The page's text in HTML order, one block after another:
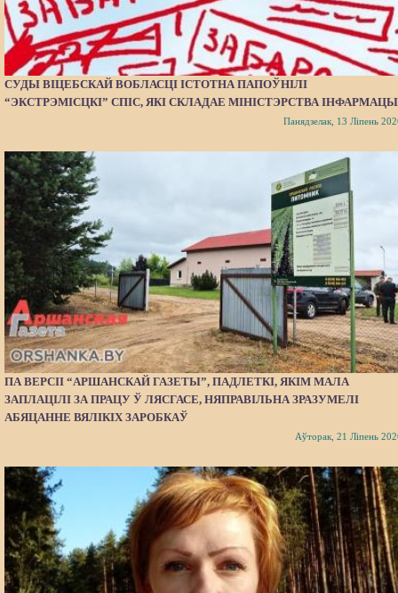
СУДЫ ВІЦЕБСКАЙ ВОБЛАСЦІ ІСТОТНА ПАПОЎНІЛІ
“ЭКСТРЭМІСЦКІ” СПІС, ЯКІ СКЛАДАЕ МІНІСТЭРСТВА
Панядзелак, 13 Ліпень
ПА ВЕРСІІ “АРШАНСКАЙ ГАЗЕТЫ”, ПАДЛЕТКІ, ЯКІМ МАЛА
ЗАПЛАЦІЛІ ЗА ПРАЦУ Ў ЛЯСГАСЕ, НЯПРАВІЛЬНА ЗРАЗУМЕЛІ
АБЯЦАННЕ ВЯЛІКІХ ЗАРОБКАЎ
Аўторак, 21 Ліпень